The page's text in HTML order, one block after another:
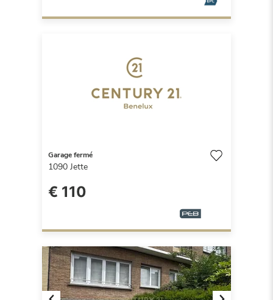
Garage fermé
1090 Jette
€ 110